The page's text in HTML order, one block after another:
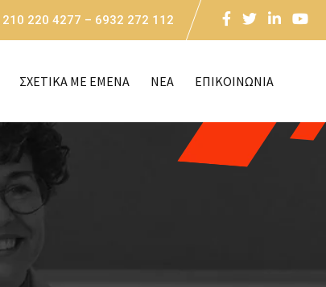
210 220 4277 – 6932 272 112
ΣΧΕΤΙΚΑ ΜΕ ΕΜΕΝΑ NEA ΕΠΙΚΟΙΝΩΝΙΑ